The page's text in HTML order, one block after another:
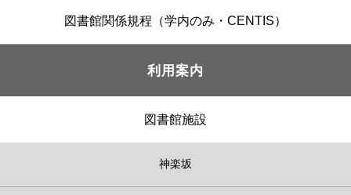
図書館関係規程（学内のみ・CENTIS）
利用案内
図書館施設
神楽坂